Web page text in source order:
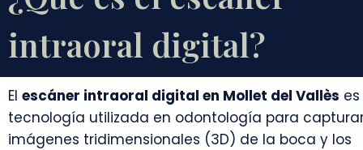
intraoral digital?
El escáner intraoral digital en Mollet del Vallès
tecnología utilizada en odontología para
imágenes tridimensionales (3D) de la boca y los